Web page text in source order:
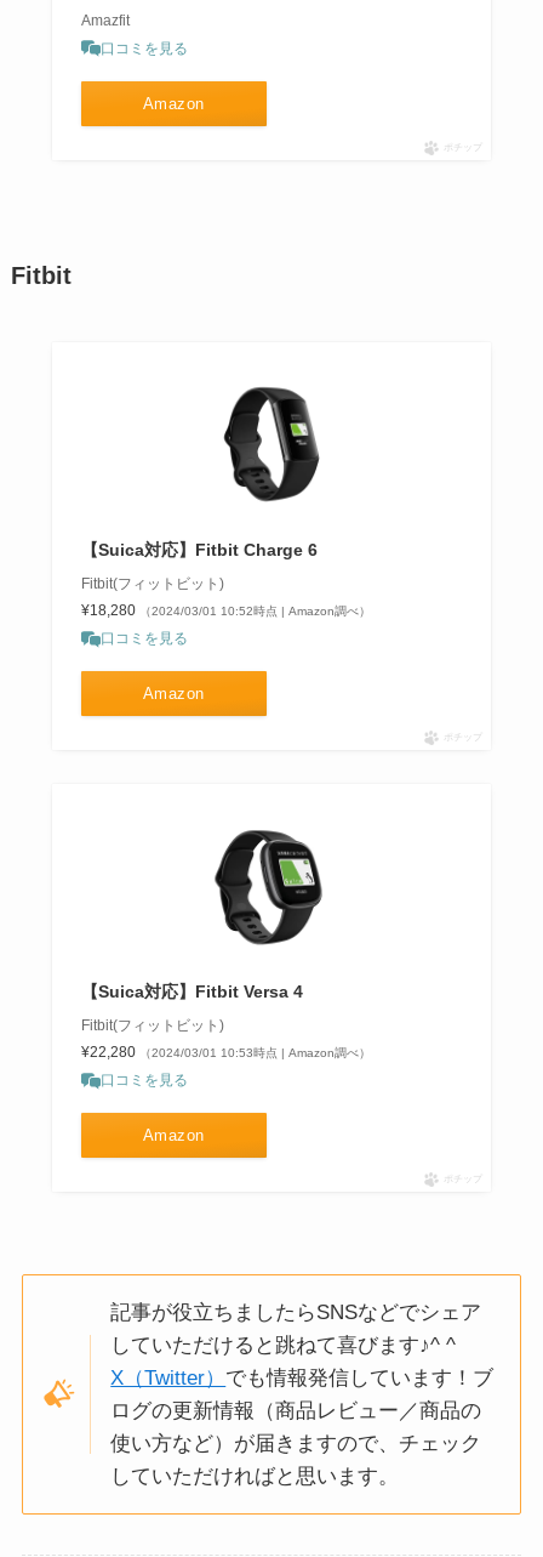
Amazfit
口コミを見る
Amazon
ポチップ
Fitbit
【Suica対応】Fitbit Charge 6
Fitbit(フィットビット)
¥18,280
（2024/03/01 10:52時点 | Amazon調べ）
口コミを見る
Amazon
ポチップ
【Suica対応】Fitbit Versa 4
Fitbit(フィットビット)
¥22,280
（2024/03/01 10:53時点 | Amazon調べ）
口コミを見る
Amazon
ポチップ
記事が役立ちましたらSNSなどでシェア
していただけると跳ねて喜びます♪^ ^
X（Twitter） でも情報発信しています！ブ
ログの更新情報（商品レビュー／商品の
使い方など）が届きますので、チェック
していただければと思います。